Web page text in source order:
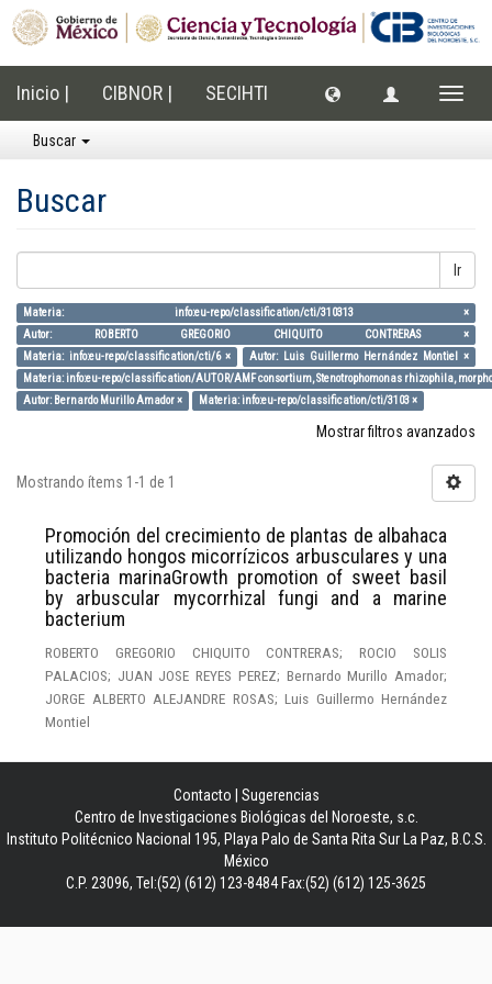
Inicio | CIBNOR | SECIHTI
Buscar
Buscar
Ir
Materia: info:eu-repo/classification/cti/310313 ×
Autor: ROBERTO GREGORIO CHIQUITO CONTRERAS ×
Materia: info:eu-repo/classification/cti/6 ×
Autor: Luis Guillermo Hernández Montiel ×
Materia: info:eu-repo/classification/AUTOR/AMF consortium, Stenotrophomonas rhizophila,
Autor: Bernardo Murillo Amador ×
Materia: info:eu-repo/classification/cti/3103 ×
Mostrar filtros avanzados
Mostrando ítems 1-1 de 1
Promoción del crecimiento de plantas de albahaca
utilizando hongos micorrízicos arbusculares y una
bacteria marinaGrowth promotion of sweet basil
by arbuscular mycorrhizal fungi and a marine
bacterium
ROBERTO GREGORIO CHIQUITO CONTRERAS; ROCIO SOLIS
PALACIOS; JUAN JOSE REYES PEREZ; Bernardo Murillo Amador;
JORGE ALBERTO ALEJANDRE ROSAS; Luis Guillermo Hernández
Montiel
Contacto
Sugerencias
Centro de Investigaciones Biológicas del Noroeste, s.c.
Instituto Politécnico Nacional 195, Playa Palo de Santa Rita Sur La Paz, B.C.S.
México
C.P. 23096, Tel:(52) (612) 123-8484 Fax:(52) (612) 125-3625